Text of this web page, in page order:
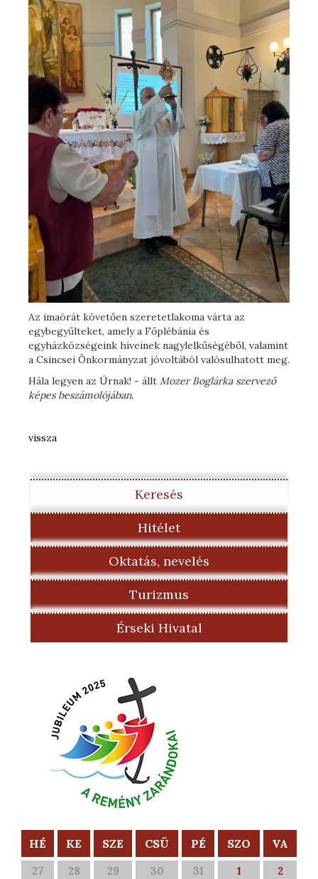
Az imaórát követően szeretetlakoma várta az
egybegyűlteket, amely a Főplébánia és
egyházközségeink híveinek nagylelkűségéből, valamint
a Csincsei Önkormányzat jóvoltából valósulhatott meg.
Hála legyen az Úrnak! - állt Mozer Boglárka szervező
képes beszámolójában.
vissza
Keresés
Hitélet
Oktatás, nevelés
Turizmus
Érseki Hivatal
HÉ KE SZE CSÜ PÉ SZO VA
27 28 29 30 31 1
2